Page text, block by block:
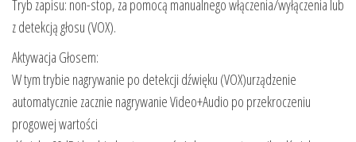
Tryb zapisu: non-stop, za pomocą manualnego włączenia/wyłączenia lub
z detekcją głosu (VOX).
Aktywacja Głosem:
W tym trybie nagrywanie po detekcji dźwięku (VOX)urządzenie
automatycznie zacznie nagrywanie Video+Audio po przekroczeniu
progowej wartości